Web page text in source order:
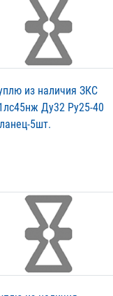
из наличия ЗКС
Ду32 Ру25-40
5шт.